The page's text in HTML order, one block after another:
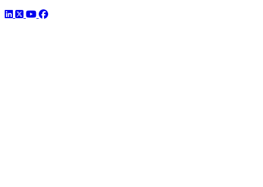
LinkedIn
TwitterYouTube
Facebook